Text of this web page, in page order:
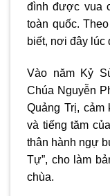
đình được vua
toàn quốc.
biết, nơi đây lúc
Vào năm Kỷ
Chúa Nguyễn
Quảng Trị,
và tiếng tăm
thân hành ngự
Tự”, cho làm
chùa.